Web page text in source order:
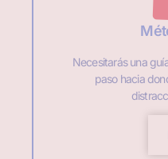
Necesitarás una
paso hacia